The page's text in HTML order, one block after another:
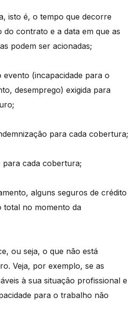
isto é, o tempo que decorre
do contrato e a data em que as
podem ser acionadas;
evento (incapacidade para o
desemprego) exigida para
para cada cobertura;
para cada cobertura;
alguns seguros de crédito
total no momento da
ou seja, o que não está
Veja, por exemplo, se as
à sua situação profissional e
para o trabalho não